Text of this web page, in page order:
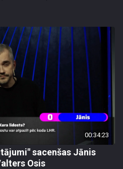
00:34:23
sacenšas Jānis
Osis